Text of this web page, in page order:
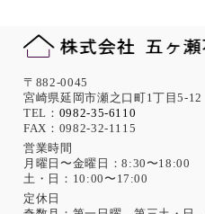
〒882-0045
宮崎県延岡市瀬之口町1丁目5-12
TEL： 0982-35-6110
FAX：0982-32-1115
営業時間
月曜日〜金曜日：8:30〜18:00
土・日：10:00〜17:00
定休日